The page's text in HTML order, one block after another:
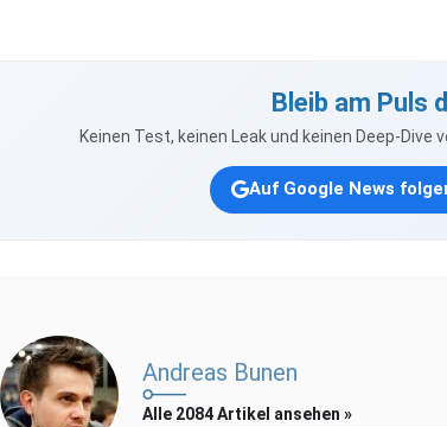
Bleib am Puls
Keinen Test, keinen Leak und keinen Deep-
Auf Google News
Andreas Bunen
Alle 2084 Artikel ansehen »